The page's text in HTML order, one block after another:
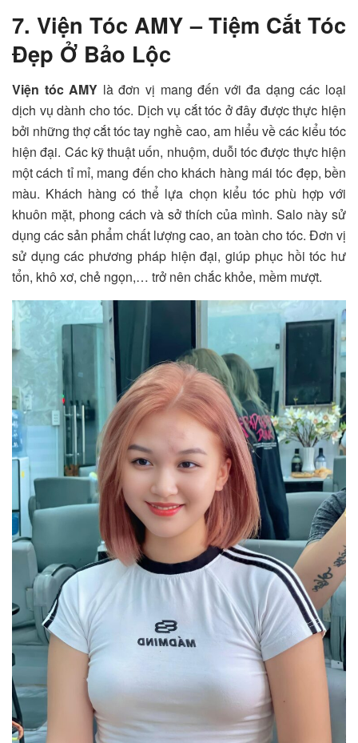
7. Viện Tóc AMY – Tiệm Cắt Tóc
Đẹp Ở Bảo Lộc
Viện tóc AMY là đơn vị mang đến với đa dạng các loại
dịch vụ dành cho tóc. Dịch vụ cắt tóc ở đây được thực hiện
bởi những thợ cắt tóc tay nghề cao, am hiểu về các kiểu tóc
hiện đại. Các kỹ thuật uốn, nhuộm, duỗi tóc được thực hiện
một cách tỉ mỉ, mang đến cho khách hàng mái tóc đẹp, bền
màu. Khách hàng có thể lựa chọn kiểu tóc phù hợp với
khuôn mặt, phong cách và sở thích của mình. Salo này sử
dụng các sản phẩm chất lượng cao, an toàn cho tóc. Đơn vị
sử dụng các phương pháp hiện đại, giúp phục hồi tóc hư
tổn, khô xơ, chẻ ngọn,… trở nên chắc khỏe, mềm mượt.